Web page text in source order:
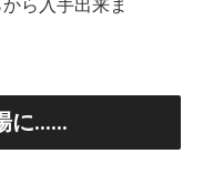
ら入手出来ま
に……